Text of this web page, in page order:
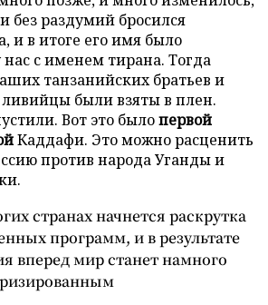
без раздумий бросился
и в итоге его имя было
нас с именем тирана. Тогда
танзанийских братьев и
ливийцы были взяты в плен.
Вот это былопервой
Каддафи. Это можно расценить
против народа Уганды и
странах начнется раскрутка
программ, и в результате
вперед мир станет намного